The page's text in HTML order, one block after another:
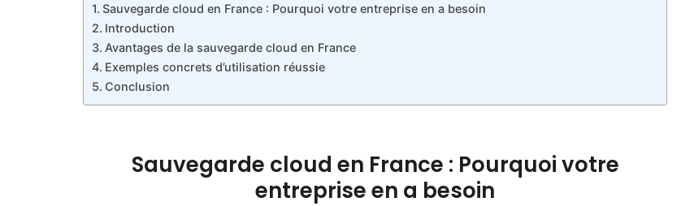
Sauvegarde cloud en France : Pourquoi votre entreprise en a besoin
Introduction
Avantages de la sauvegarde cloud en France
Exemples concrets d’utilisation réussie
Conclusion
Sauvegarde cloud en France : Pourquoi votre
entreprise en a besoin